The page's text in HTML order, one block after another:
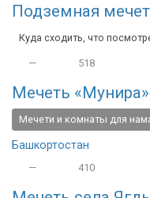
Подземная
Куда сходить, что
— 518
Мечеть «Мунира»
Мечети и комнаты для
Башкортостан
— 410